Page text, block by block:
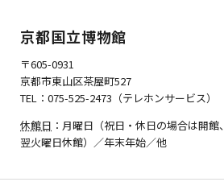
京都国立博物館
〒605-0931
京都市東山区茶屋町527
TEL：075-525-2473（テレホンサービス）
休館日 ：月曜日（祝日・休日の場合は開館、
翌火曜日休館）／年末年始／他